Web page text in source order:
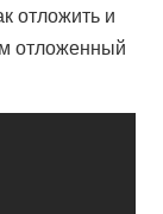
отложить и
отложенный